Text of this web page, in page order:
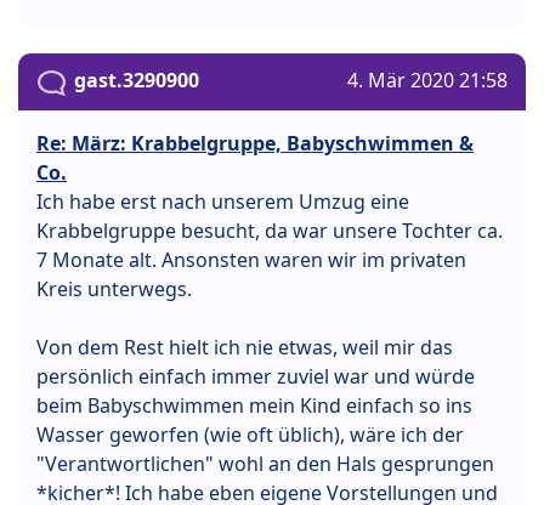
gast.3290900 4. Mär 2020 21:58
Re: März: Krabbelgruppe, Babyschwimmen &
Co.
Ich habe erst nach unserem Umzug eine
Krabbelgruppe besucht, da war unsere Tochter ca.
7 Monate alt. Ansonsten waren wir im privaten
Kreis unterwegs.
Von dem Rest hielt ich nie etwas, weil mir das
persönlich einfach immer zuviel war und würde
beim Babyschwimmen mein Kind einfach so ins
Wasser geworfen (wie oft üblich), wäre ich der
"Verantwortlichen" wohl an den Hals gesprungen
*kicher*! Ich habe eben eigene Vorstellungen und